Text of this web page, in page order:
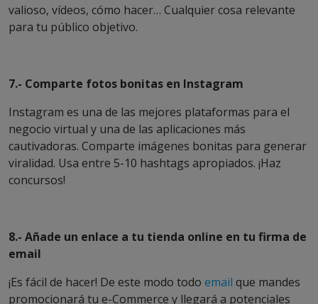
valioso, vídeos, cómo hacer… Cualquier cosa relevante
para tu público objetivo.
7.- Comparte fotos bonitas en Instagram
Instagram es una de las mejores plataformas para el
negocio virtual y una de las aplicaciones más
cautivadoras. Comparte imágenes bonitas para generar
viralidad. Usa entre 5-10 hashtags apropiados. ¡Haz
concursos!
8.- Añade un enlace a tu tienda online en tu firma de
email
¡Es fácil de hacer! De este modo todo email que mandes
promocionará tu e-Commerce y llegará a potenciales